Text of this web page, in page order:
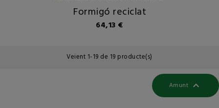
Formigó reciclat
Preu
64,13 €
Veient 1-19 de 19 producte(s)
Amunt 